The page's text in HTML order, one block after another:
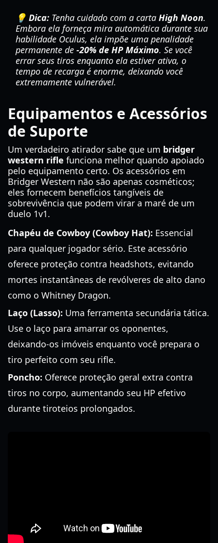
💡 Dica: Tenha cuidado com a carta High Noon.
Embora ela forneça mira automática durante sua
habilidade Oculus, ela impõe uma penalidade
permanente de -20% de HP Máximo. Se você
errar seus tiros enquanto ela estiver ativa, o
tempo de recarga é enorme, deixando você
extremamente vulnerável.
Equipamentos e Acessórios
de Suporte
Um verdadeiro atirador sabe que um bridger
western rifle funciona melhor quando apoiado
pelo equipamento certo. Os acessórios em
Bridger Western não são apenas cosméticos;
eles fornecem benefícios tangíveis de
sobrevivência que podem virar a maré de um
duelo 1v1.
Chapéu de Cowboy (Cowboy Hat): Essencial
para qualquer jogador sério. Este acessório
oferece proteção contra headshots, evitando
mortes instantâneas de revólveres de alto dano
como o Whitney Dragon.
Laço (Lasso): Uma ferramenta secundária tática.
Use o laço para amarrar os oponentes,
deixando-os imóveis enquanto você prepara o
tiro perfeito com seu rifle.
Poncho: Oferece proteção geral extra contra
tiros no corpo, aumentando seu HP efetivo
durante tiroteios prolongados.